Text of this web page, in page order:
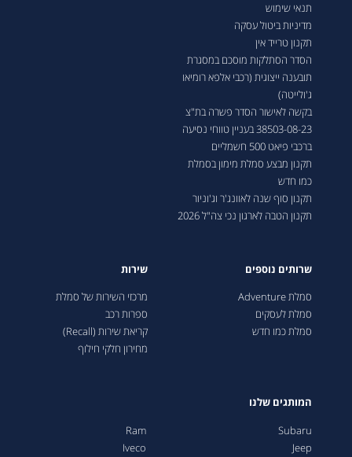
תנאי שימוש
מדיניות ביטול עסקה
תקנון טרייד אין
הסדר הסתלקות מוסכם במסגרת
תובענה ייצוגית (רכבי אלפא רומיאו
ג'ולייטה)
בקשה לאישור הסדר פשרה בת"צ
38503-08-23 בעניין טווחי נסיעה
ברכבי פיאט 500 חשמליים
תקנון מבצע סמלת מימון בסמלת
כמו חדש
תקנון סוף שנה לאוונג'ר וג'וניור
תקנון הטבה לארגון נכי צה"ל 2026
שרותים נוספים
סמלת Adventure
סמלת לעסקים
סמלת כמו חדש
שירות
מרכזי השירות של סמלת
ספרות רכב
קריאת שירות (Recall)
מחירון חלקי חילוף
המותגים שלנו
Subaru
Jeep
Ram
Iveco